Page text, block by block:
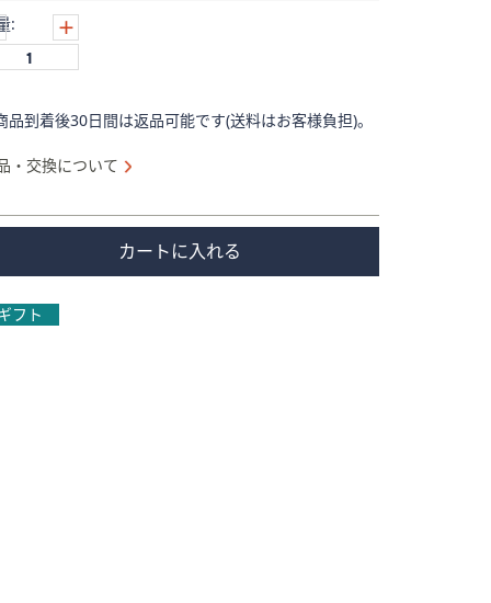
:
品到着後30日間は返品可能です(送料はお客様負担)。
・交換について
カートに入れる
フト